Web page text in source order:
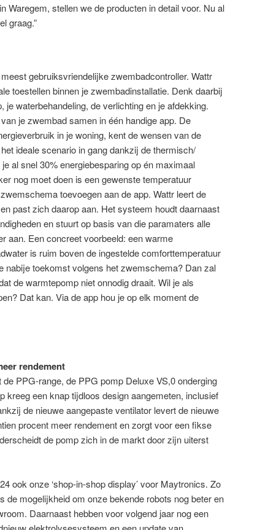
Waregem, stellen we de producten in detail voor. Nu al
graag.”
gebruiksvriendelijke zwembadcontroller. Wattr
toestellen binnen je zwembadinstallatie. Denk daarbij
je waterbehandeling, de verlichting en je afdekking.
je zwembad samen in één handige app. De
in je woning, kent de wensen van de
ideale scenario in gang dankzij de thermisch/
al snel 30% energiebesparing op én maximaal
nog moet doen is een gewenste temperatuur
toevoegen aan de app. Wattr leert de
past zich daarop aan. Het systeem houdt daarnaast
en stuurt op basis van die paramaters alle
aan. Een concreet voorbeeld: een warme
is ruim boven de ingestelde comforttemperatuur
nabije toekomst volgens het zwemschema? Dan zal
de warmtepomp niet onnodig draait. Wil je als
Dat kan. Via de app hou je op elk moment de
rendement
PPG-range, de PPG pomp Deluxe VS,0 onderging
kreeg een knap tijdloos design aangemeten, inclusief
de nieuwe aangepaste ventilator levert de nieuwe
procent meer rendement en zorgt voor een fikse
de pomp zich in de markt door zijn uiterst
ook onze ‘shop-in-shop display’ voor Maytronics. Zo
de mogelijkheid om onze bekende robots nog beter en
Daarnaast hebben voor volgend jaar nog een